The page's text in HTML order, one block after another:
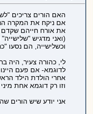
האם הורים צריכים
אם ניקח את המקרה
את אורח חייהם שקדם
(ואני מדגיש
וכשלישייה, הם נסעו
לי, כהורה צעיר, היה
לדוגמא- אם פעם
אחרי הולדת הילד
וזו רק דוגמא אחת מיני
אני יודע שיש הורים